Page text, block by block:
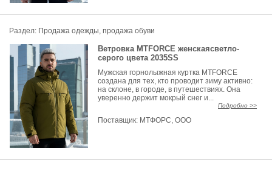
Раздел: Продажа одежды, продажа обуви
Ветровка MTFORCE женскаясветло-
серого цвета 2035SS
Мужская горнолыжная куртка MTFORCE
создана для тех, кто проводит зиму активно:
на склоне, в городе, в путешествиях. Она
уверенно держит мокрый снег и...
Подробно >>
Поставщик: МТФОРС, ООО